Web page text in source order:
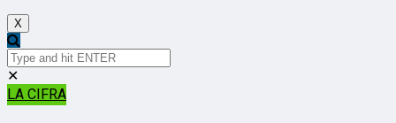
X
✕
LA CIFRA